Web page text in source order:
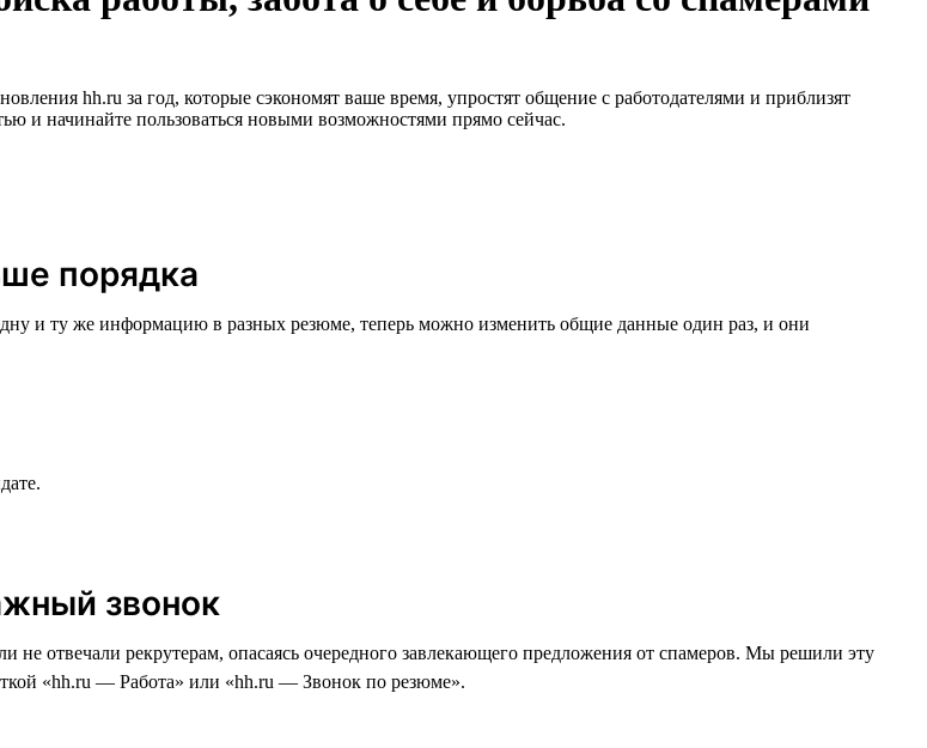
hh.ru за год, которые сэкономят ваше время, упростят общение с работодателями и приблизят
и начинайте пользоваться новыми возможностями прямо сейчас.
порядка
и ту же информацию в разных резюме, теперь можно изменить общие данные один раз, и они
звонок
отвечали рекрутерам, опасаясь очередного завлекающего предложения от спамеров. Мы решили эту
«hh.ru — Работа» или «hh.ru — Звонок по резюме».